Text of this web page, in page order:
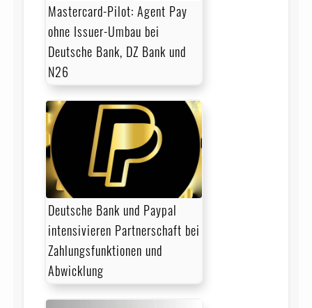
Mastercard-Pilot: Agent Pay
ohne Issuer-Umbau bei
Deutsche Bank, DZ Bank und
N26
Deutsche Bank und Paypal
intensivieren Partnerschaft bei
Zahlungsfunktionen und
Abwicklung